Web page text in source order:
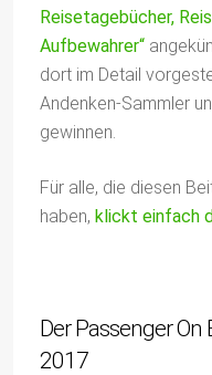
Reisetagebücher,
Aufbewahrer“
dort im Detail
Andenken-Sammler
gewinnen.
Für alle, die diesen
haben, klickt einfach
Der Passenger
2017